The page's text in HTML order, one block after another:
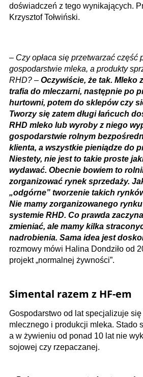
doświadczeń z tego wynikających.
Krzysztof Tołwiński.
– Czy opłaca się przetwarzać część
gospodarstwie mleka, a produkty
RHD? – Oczywiście, że tak. Mleko
trafia do mleczarni, następnie po
hurtowni, potem do sklepów czy
Tworzy się zatem długi łańcuch
RHD mleko lub wyroby z niego
gospodarstwie rolnym
klienta, a wszystkie pieniądze do
Niestety, nie jest to takie proste
wydawać. Obecnie bowiem to
zorganizować rynek sprzedaży.
„odgórne” tworzenie takich
Nie mamy zorganizowanego
systemie RHD. Co prawda
zmieniać, ale mamy kilka
nadrobienia. Sama idea jest
rozmowy mówi Halina Dondziło od
projekt „normalnej żywności”.
Simental razem z HF-em
Gospodarstwo od lat specjalizuje się
mlecznego i produkcji mleka. Stado
a w żywieniu od ponad 10 lat nie
sojowej czy rzepaczanej.